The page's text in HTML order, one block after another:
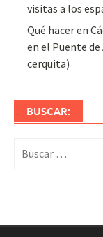
visitas a los
Qué hacer en
en el Puente
cerquita)
BUSCAR: